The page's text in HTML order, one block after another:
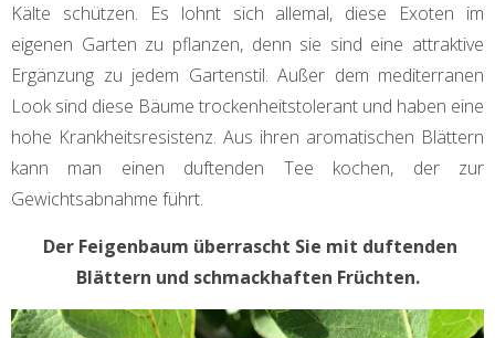
Kälte schützen. Es lohnt sich allemal, diese Exoten im
eigenen Garten zu pflanzen, denn sie sind eine attraktive
Ergänzung zu jedem Gartenstil. Außer dem mediterranen
Look sind diese Bäume trockenheitstolerant und haben eine
hohe Krankheitsresistenz. Aus ihren aromatischen Blättern
kann man einen duftenden Tee kochen, der zur
Gewichtsabnahme führt.
Der Feigenbaum überrascht Sie mit duftenden
Blättern und schmackhaften Früchten.